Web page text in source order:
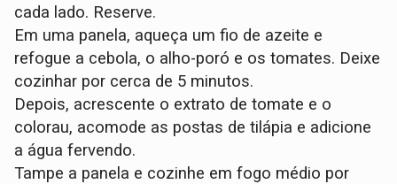
cada lado. Reserve.
Em uma panela, aqueça um fio de azeite e
refogue a cebola, o alho-poró e os tomates. Deixe
cozinhar por cerca de 5 minutos.
Depois, acrescente o extrato de tomate e o
colorau, acomode as postas de tilápia e adicione
a água fervendo.
Tampe a panela e cozinhe em fogo médio por